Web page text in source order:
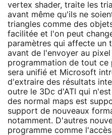
vertex shader, traite les
avant même qu'ils ne
triangles comme des
facilitée et l'on peut
paramètres qui affecte un
avant de l'envoyer au
programmation de tout ce
sera unifié et Microsoft
d'extraire des résultats
outre le 3Dc d'ATI qui
des normal maps est
support de nouveaux
notamment. D'autres
programme comme